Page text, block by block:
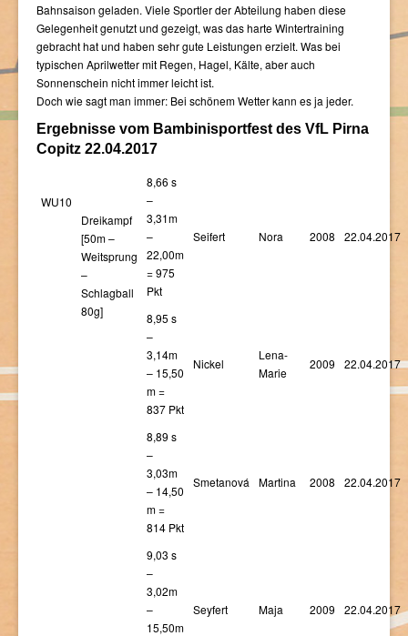
Bahnsaison geladen. Viele Sportler der Abteilung haben diese
Gelegenheit genutzt und gezeigt, was das harte Wintertraining
gebracht hat und haben sehr gute Leistungen erzielt. Was bei
typischen Aprilwetter mit Regen, Hagel, Kälte, aber auch
Sonnenschein nicht immer leicht ist.
Doch wie sagt man immer: Bei schönem Wetter kann es ja jeder.
Ergebnisse vom Bambinisportfest des VfL Pirna
Copitz 22.04.2017
WU10
Dreikampf
[50m –
Weitsprung
–
Schlagball
80g]
8,66 s
–
3,31m
–
22,00m
= 975
Pkt
Seifert Nora 2008 22.04.2017
8,95 s
–
3,14m
– 15,50
m =
837 Pkt
Nickel
Lena-
Marie
2009 22.04.2017
8,89 s
–
3,03m
– 14,50
m =
814 Pkt
Smetanová Martina 2008 22.04.2017
9,03 s
–
3,02m
–
15,50m
Seyfert Maja 2009 22.04.2017